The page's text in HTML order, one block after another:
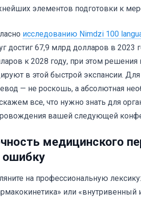
элементов подготовки к
исследованию Nimdzi 100
достиг 67,9 млрд долларов в 2023
к 2028 году, при этом решения
в этой быстрой экспансии.
— не роскошь, а абсолютная
все, что нужно знать для
вашей следующей
медицинского
ошибку
на профессиональную
или